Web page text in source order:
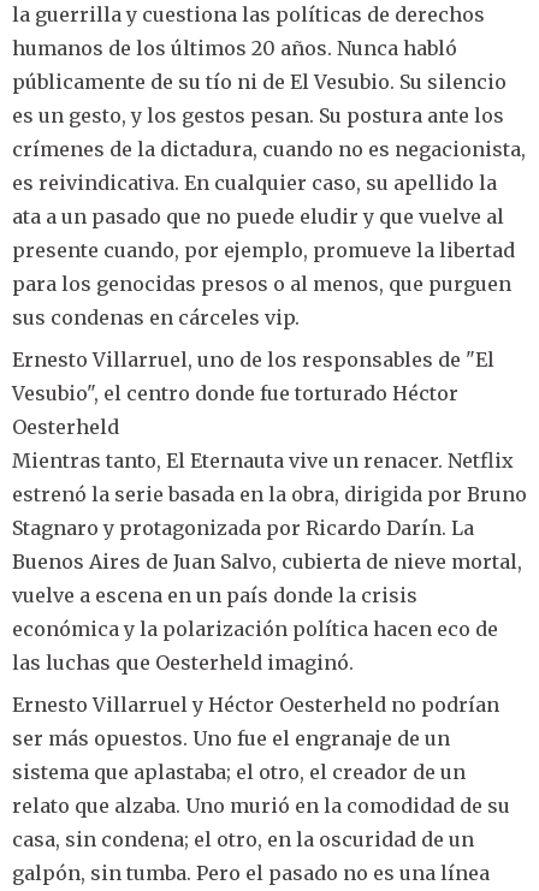
la guerrilla y cuestiona las políticas de derechos
humanos de los últimos 20 años. Nunca habló
públicamente de su tío ni de El Vesubio. Su silencio
es un gesto, y los gestos pesan. Su postura ante los
crímenes de la dictadura, cuando no es negacionista,
es reivindicativa. En cualquier caso, su apellido la
ata a un pasado que no puede eludir y que vuelve al
presente cuando, por ejemplo, promueve la libertad
para los genocidas presos o al menos, que purguen
sus condenas en cárceles vip.
Ernesto Villarruel, uno de los responsables de "El
Vesubio", el centro donde fue torturado Héctor
Oesterheld
Mientras tanto, El Eternauta vive un renacer. Netflix
estrenó la serie basada en la obra, dirigida por Bruno
Stagnaro y protagonizada por Ricardo Darín. La
Buenos Aires de Juan Salvo, cubierta de nieve mortal,
vuelve a escena en un país donde la crisis
económica y la polarización política hacen eco de
las luchas que Oesterheld imaginó.
Ernesto Villarruel y Héctor Oesterheld no podrían
ser más opuestos. Uno fue el engranaje de un
sistema que aplastaba; el otro, el creador de un
relato que alzaba. Uno murió en la comodidad de su
casa, sin condena; el otro, en la oscuridad de un
galpón, sin tumba. Pero el pasado no es una línea